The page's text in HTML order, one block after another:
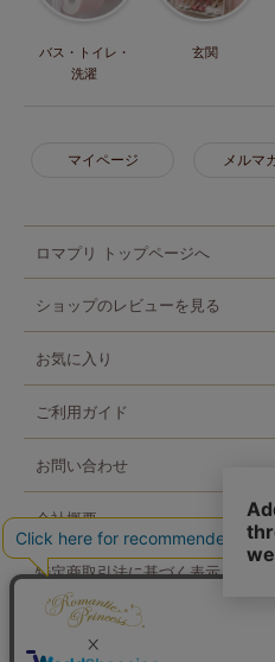
バス・トイレ・
洗濯
玄関
マイページ メルマ
ロマプリ トップページへ
ショップのレビューを見る
お気に入り
ご利用ガイド
お問い合わせ
会社概要
特定商取引法に基づく表示
個人情報の取扱い